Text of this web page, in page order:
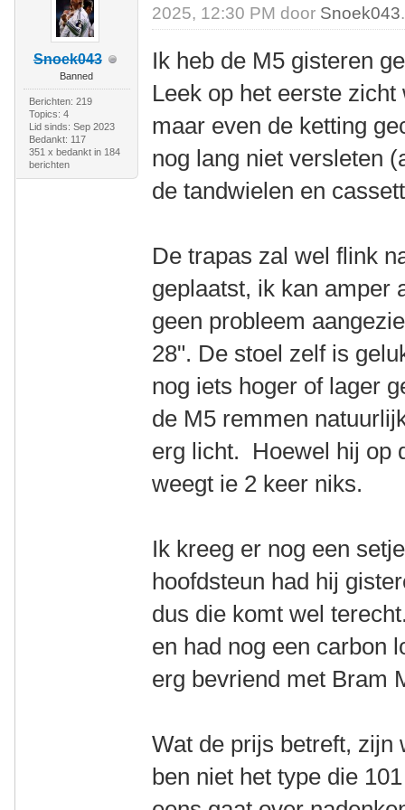
Snoek043
Banned
Berichten: 219
Topics: 4
Lid sinds: Sep 2023
Bedankt: 117
351 x bedankt in 184
berichten
2025, 12:30 PM door Snoek043
Ik heb de M5 gisteren
Leek op het eerste
maar even de ketting
nog lang niet versleten
de tandwielen en
De trapas zal wel flink
geplaatst, ik kan amper
geen probleem
28". De stoel zelf is
nog iets hoger of lager
de M5 remmen
erg licht. Hoewel hij op
weegt ie 2 keer niks.
Ik kreeg er nog een
hoofdsteun had hij
dus die komt wel
en had nog een carbon
erg bevriend met Bram
Wat de prijs betreft,
ben niet het type die